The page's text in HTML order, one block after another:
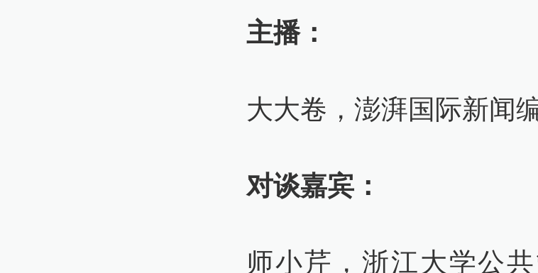
主播：
大大卷，澎湃国际新闻
对谈嘉宾：
师小芹，浙江大学公